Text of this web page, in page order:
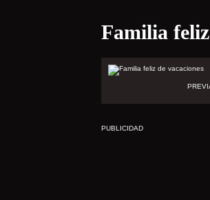
Familia
PUBLICIDAD